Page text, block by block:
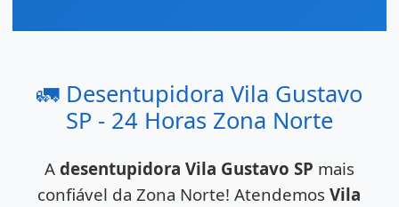
🚛 Desentupidora Vila Gustavo
SP - 24 Horas Zona Norte
A desentupidora Vila Gustavo SP mais
confiável da Zona Norte! AtendemosVila